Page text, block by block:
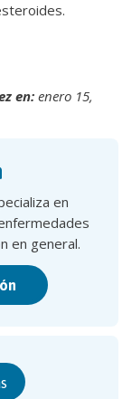
en: enero 15,
en
en general.